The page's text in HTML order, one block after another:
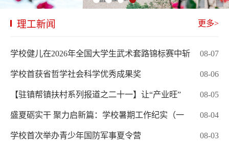
理工新闻 更多>
08-07
学校健儿在2026年全国大学生武术套路锦标赛中斩
08-06
学校首获省哲学社会科学优秀成果奖
08-05
【驻镇帮镇扶村系列报道之二十一】让“产业旺”
08-04
盛夏砺实干 聚力启新篇：学校暑期工作纪实（一
08-03
学校首次举办青少年国防军事夏令营